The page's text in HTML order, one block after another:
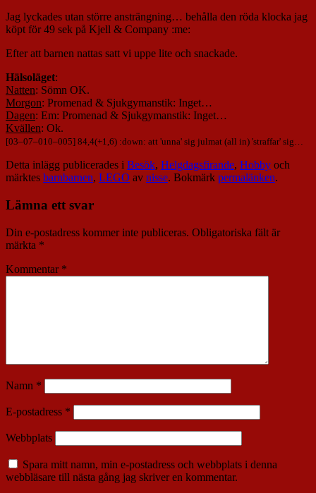
Jag lyckades utan större ansträngning… behålla den röda klocka jag
köpt för 49 sek på Kjell & Company :me:
Efter att barnen nattas satt vi uppe lite och snackade.
Hälsoläget:
Natten: Sömn OK.
Morgon: Promenad & Sjukgymanstik: Inget…
Dagen: Em: Promenad & Sjukgymanstik: Inget…
Kvällen: Ok.
[03–07–010–005] 84,4(+1,6) :down: att 'unna' sig julmat (all in) 'straffar' sig…
Detta inlägg publicerades i Besök, Helgdagsfirande, Hobby och
märktes barnbarnen, LEGO av nisse. Bokmärk permalänken.
Lämna ett svar
Din e-postadress kommer inte publiceras. Obligatoriska fält är
märkta *
Kommentar *
Namn *
E-postadress *
Webbplats
Spara mitt namn, min e-postadress och webbplats i denna
webbläsare till nästa gång jag skriver en kommentar.